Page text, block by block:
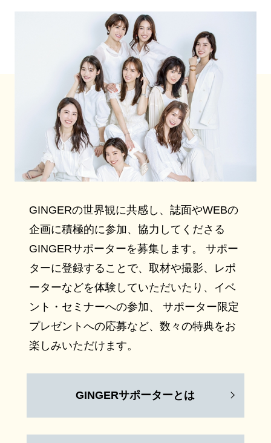
GINGERの世界観に共感し、誌面やWEBの
企画に積極的に参加、協力してくださる
GINGERサポーターを募集します。 サポー
ターに登録することで、取材や撮影、レポ
ーターなどを体験していただいたり、イベ
ント・セミナーへの参加、 サポーター限定
プレゼントへの応募など、数々の特典をお
楽しみいただけます。
GINGERサポーターとは